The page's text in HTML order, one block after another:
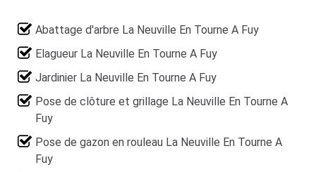
Abattage d'arbre La Neuville En Tourne A Fuy
Elagueur La Neuville En Tourne A Fuy
Jardinier La Neuville En Tourne A Fuy
Pose de clôture et grillage La Neuville En Tourne A
Fuy
Pose de gazon en rouleau La Neuville En Tourne A
Fuy